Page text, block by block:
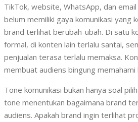
TikTok, website, WhatsApp, dan
belum memiliki gaya komunikasi yang
brand terlihat berubah-ubah. Di satu
formal, di konten lain terlalu santai,
penjualan terasa terlalu memaksa.
membuat audiens bingung
Tone komunikasi bukan hanya soal
tone menentukan bagaimana brand
audiens. Apakah brand ingin terlihat